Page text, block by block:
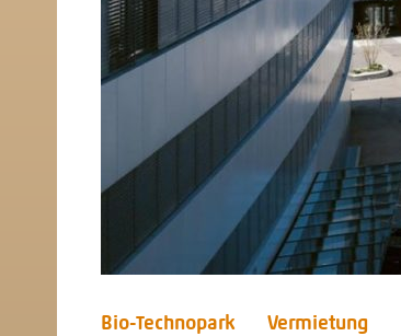
Bio-Technopark Vermietung